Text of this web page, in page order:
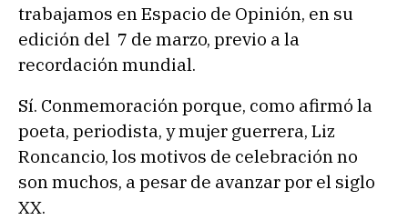
trabajamos en Espacio de Opinión, en su
edición del 7 de marzo, previo a la
recordación mundial.
Sí. Conmemoración porque, como afirmó la
poeta, periodista, y mujer guerrera, Liz
Roncancio, los motivos de celebración no
son muchos, a pesar de avanzar por el siglo
XX.